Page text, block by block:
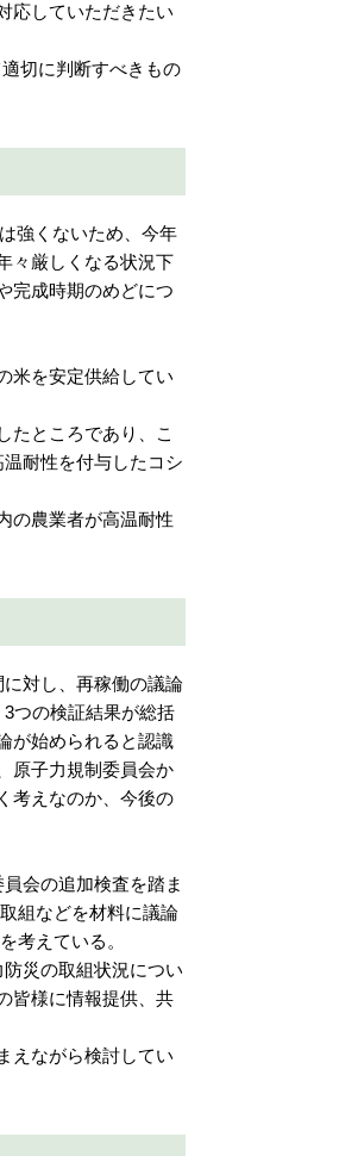
応していただきたい
切に判断すべきもの
強くないため、今年
々厳しくなる状況下
完成時期のめどにつ
米を安定供給してい
たところであり、こ
耐性を付与したコシ
の農業者が高温耐性
対し、再稼働の議論
つの検証結果が総括
が始められると認識
原子力規制委員会か
考えなのか、今後の
会の追加検査を踏ま
組などを材料に議論
考えている。
災の取組状況につい
皆様に情報提供、共
えながら検討してい